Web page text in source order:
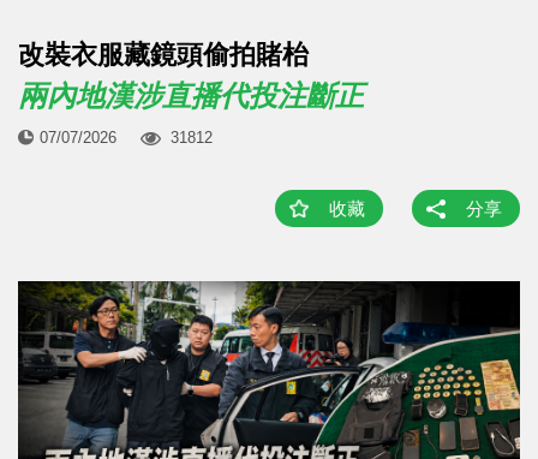
改裝衣服藏鏡頭偷拍賭枱
兩內地漢涉直播代投注斷正
07/07/2026 31812
收藏 分享